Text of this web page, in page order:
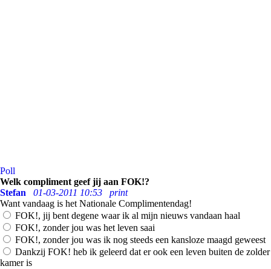
Poll
Welk compliment geef jij aan FOK!?
Stefan
01-03-2011 10:53
print
Want vandaag is het Nationale Complimentendag!
FOK!, jij bent degene waar ik al mijn nieuws vandaan haal
FOK!, zonder jou was het leven saai
FOK!, zonder jou was ik nog steeds een kansloze maagd geweest
Dankzij FOK! heb ik geleerd dat er ook een leven buiten de zolder
kamer is